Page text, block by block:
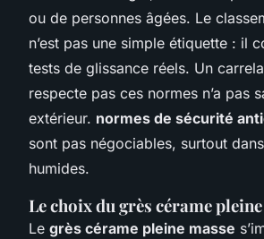
ou de personnes âgées. Le
n’est pas une simple étiquette : il
tests de glissance réels. Un
respecte pas ces normes n’a pas
extérieur. normes de sécurité
sont pas négociables, surtout
humides.
Le choix du grès cérame
Le grès cérame pleine masse